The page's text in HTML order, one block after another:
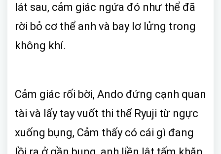
lát sau, cảm giác ngứa đó như thể đã
rời bỏ cơ thể anh và bay lơ lửng trong
không khí.
Cảm giác rối bời, Ando đứng cạnh quan
tài và lấy tay vuốt thi thể Ryuji từ ngực
xuống bụng, Cảm thấy có cái gì đang